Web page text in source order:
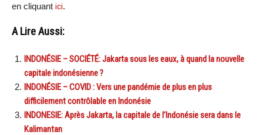
en cliquant ici.
A Lire Aussi:
INDONÉSIE – SOCIÉTÉ: Jakarta sous les eaux, à quand la nouvelle
capitale indonésienne ?
INDONÉSIE – COVID : Vers une pandémie de plus en plus
difficilement contrôlable en Indonésie
INDONESIE: Après Jakarta, la capitale de l’Indonésie sera dans le
Kalimantan